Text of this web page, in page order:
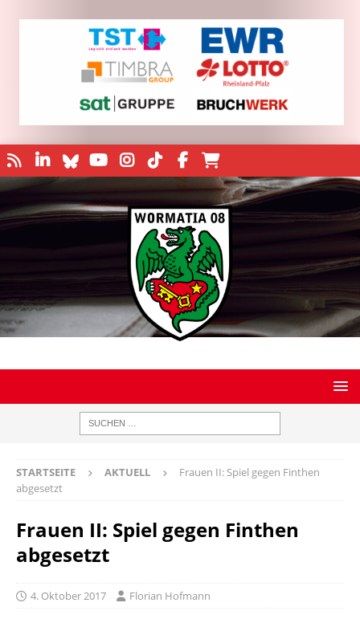
STARTSEITE AKTUELL
Frauen II: Spiel gegen Finthen
abgesetzt
Frauen II: Spiel gegen Finthen
abgesetzt
4. Oktober 2017 Florian Hofmann